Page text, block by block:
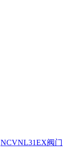
NCVNL31EX阀门